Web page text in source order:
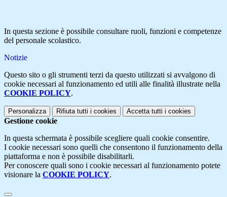
In questa sezione è possibile consultare ruoli, funzioni e competenze
del personale scolastico.
Notizie
Questo sito o gli strumenti terzi da questo utilizzati si avvalgono di
cookie necessari al funzionamento ed utili alle finalità illustrate nella
COOKIE POLICY.
Personalizza Rifiuta tutti i cookies Accetta tutti i cookies
Gestione cookie
In questa schermata è possibile scegliere quali cookie consentire.
I cookie necessari sono quelli che consentono il funzionamento della
piattaforma e non è possibile disabilitarli.
Per conoscere quali sono i cookie necessari al funzionamento potete
visionare la COOKIE POLICY.